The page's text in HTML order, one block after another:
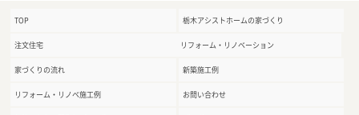
TOP 栃木アシストホームの家づくり
注文住宅 リフォーム・リノベーション
家づくりの流れ 新築施工例
リフォーム・リノベ施工例 お問い合わせ